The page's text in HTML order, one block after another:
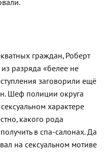
граждан, Роберт
разряда «белее не
заговорили ещё
Шеф полиции округа
характере
какого рода
в спа-салонах. Да
на сексуальном мотиве